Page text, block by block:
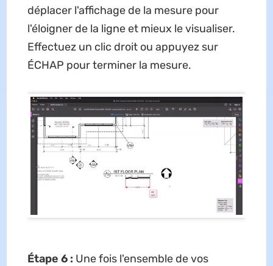
déplacer l'affichage de la mesure pour
l'éloigner de la ligne et mieux le visualiser.
Effectuez un clic droit ou appuyez sur
ÉCHAP pour terminer la mesure.
Étape 6 : Une fois l'ensemble de vos